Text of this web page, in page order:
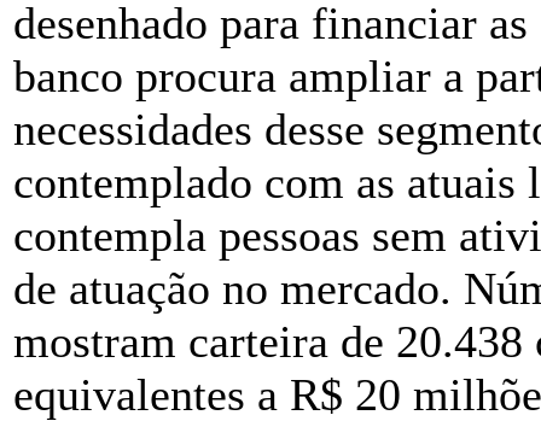
desenhado para financiar
banco procura ampliar a
necessidades desse
contemplado com as atuais
contempla pessoas sem
de atuação no mercado.
mostram carteira de
equivalentes a R$ 20